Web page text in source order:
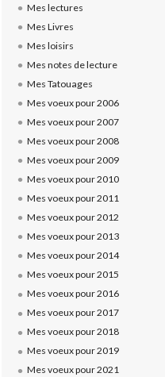
Mes lectures
Mes Livres
Mes loisirs
Mes notes de lecture
Mes Tatouages
Mes voeux pour 2006
Mes voeux pour 2007
Mes voeux pour 2008
Mes voeux pour 2009
Mes voeux pour 2010
Mes voeux pour 2011
Mes voeux pour 2012
Mes voeux pour 2013
Mes voeux pour 2014
Mes voeux pour 2015
Mes voeux pour 2016
Mes voeux pour 2017
Mes voeux pour 2018
Mes voeux pour 2019
Mes voeux pour 2021